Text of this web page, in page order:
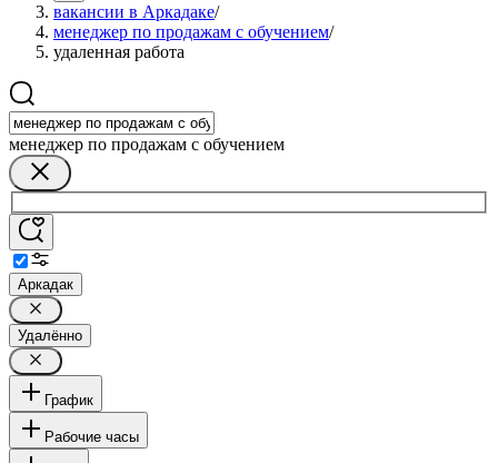
вакансии в Аркадаке/
менеджер по продажам с обучением/
удаленная работа
менеджер по продажам с обучением
Аркадак
Удалённо
График
Рабочие часы